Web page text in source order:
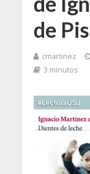
de
cmartinez
3 minutos